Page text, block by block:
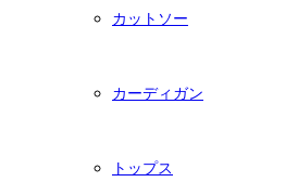
カットソー
カーディガン
トップス